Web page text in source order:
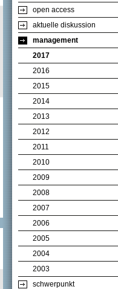
open access
aktuelle diskussion
management
2017
2016
2015
2014
2013
2012
2011
2010
2009
2008
2007
2006
2005
2004
2003
schwerpunkt